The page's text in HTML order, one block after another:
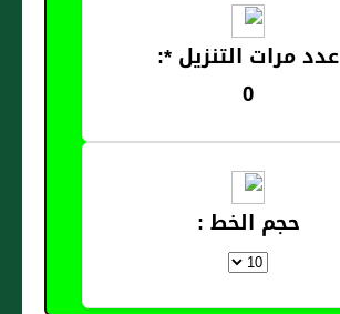
عدد مرات التنزيل *:
0
حجم الخط :